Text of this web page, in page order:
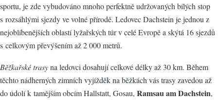
sportu, je zde vybudováno mnoho perfektně udržovaných bílých stop
s rozsáhlými sjezdy ve volné přírodě. Ledovec Dachstein je jednou z
nejoblíbenějších oblastí lyžařských túr v celé Evropě a skýtá 16 sjezdů
s celkovým převýšením až 2 000 metrů.
Běžkařské trasyna ledovci dosahují celkové délky až 30 km. Během
těchto nádherných zimních vyjížděk na běžkách vás trasy zavedou až
do údolí k tamějším obcím Hallstatt, Gosau, Ramsau am Dachstein,